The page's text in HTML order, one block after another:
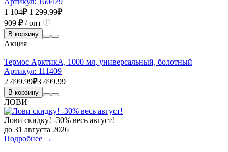
1 104₽ 1 299.99₽
909 ₽/ опт
В корзину
Акция
Термос АрктикА, 1000 мл, универсальный, болотный
Артикул: 111409
2 499.99₽3 499.99
В корзину
ЛОВИ
Лови скидку! -30% весь август!
до 31 августа 2026
Подробнее →